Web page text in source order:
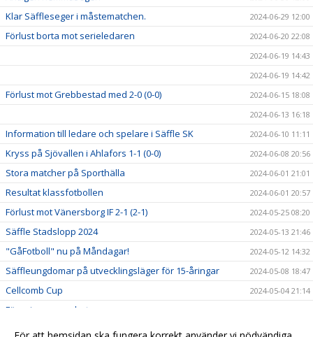
Klar Säffleseger i måstematchen. 2024-06-29 12:00
Förlust borta mot serieledaren
2024-06-20 22:08
2024-06-19 14:43
2024-06-19 14:42
Förlust mot Grebbestad med 2-0 (0-0)
2024-06-15 18:08
2024-06-13 16:18
Information till ledare och spelare i Säffle SK 2024-06-10 11:11
Kryss på Sjövallen i Ahlafors 1-1 (0-0) 2024-06-08 20:56
Stora matcher på Sporthälla 2024-06-01 21:01
Resultat klassfotbollen 2024-06-01 20:57
Förlust mot Vänersborg IF 2-1 (2-1) 2024-05-25 08:20
Säffle Stadslopp 2024 2024-05-13 21:46
"GåFotboll" nu på Måndagar! 2024-05-12 14:32
Säffleungdomar på utvecklingsläger för 15-åringar 2024-05-08 18:47
Cellcomb Cup 2024-05-04 21:14
Föreningssamarbete
Start för Gåfotboll tisdag 27/2 2024-02-24 01:26